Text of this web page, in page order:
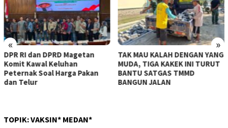
« »
DPRD Magetan
Keluhan
Harga Pakan
TAK MAU KALAH DENGAN YANG
MUDA, TIGA KAKEK INI TURUT
BANTU SATGAS TMMD
BANGUN JALAN
MAMPU
TMMD
TOPIK:VAKSIN* MEDAN*